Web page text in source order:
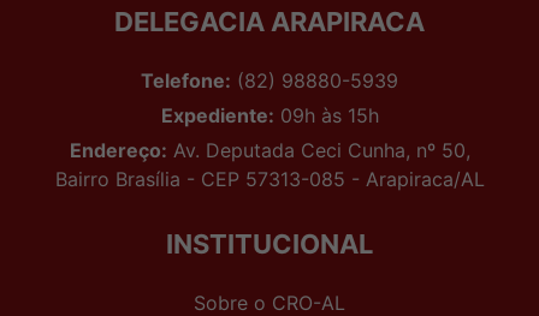
DELEGACIA ARAPIRACA
Telefone: (82) 98880-5939
Expediente: 09h às 15h
Endereço: Av. Deputada Ceci Cunha, nº 50,
Bairro Brasília - CEP 57313-085 - Arapiraca/AL
INSTITUCIONAL
Sobre o CRO-AL